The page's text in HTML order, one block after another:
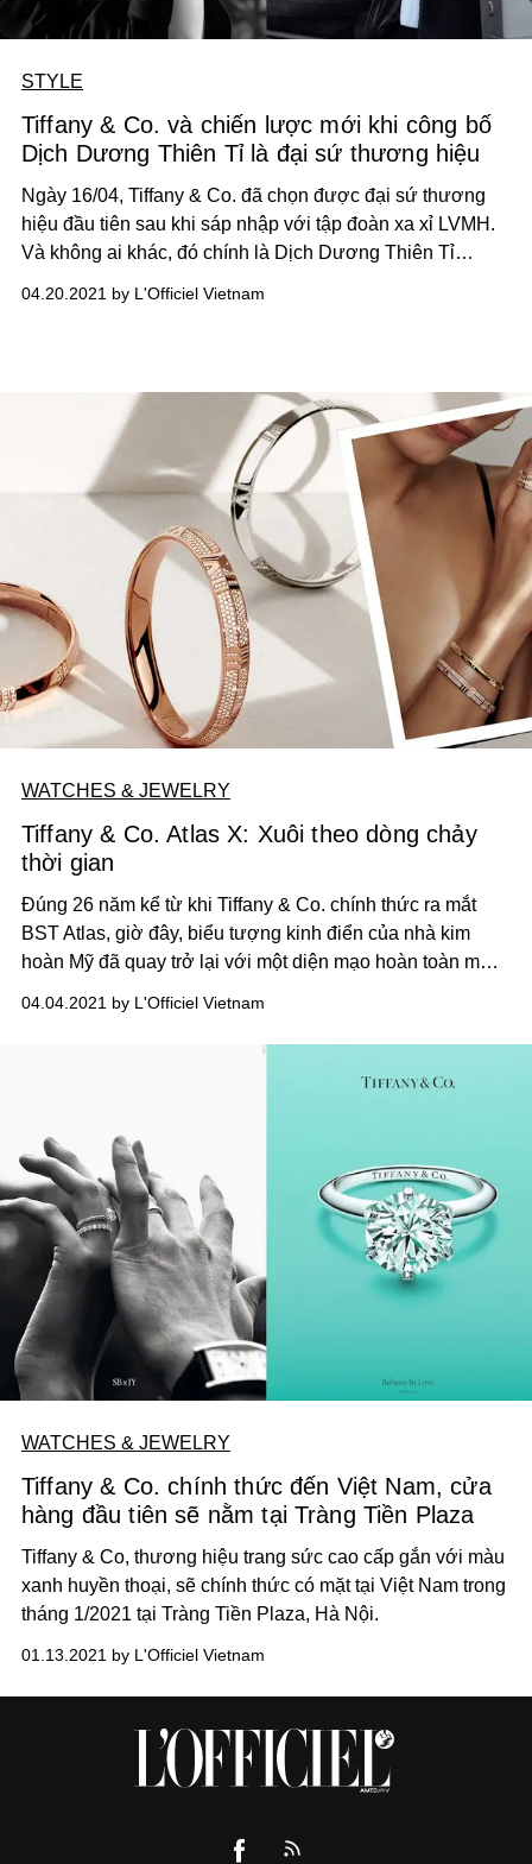
STYLE
Tiffany & Co. và chiến lược mới khi công bố
Dịch Dương Thiên Tỉ là đại sứ thương hiệu
Ngày 16/04, Tiffany & Co. đã chọn được đại sứ thương
hiệu đầu tiên sau khi sáp nhập với tập đoàn xa xỉ LVMH.
Và không ai khác, đó chính là Dịch Dương Thiên Tỉ
nhạc Hoa ngữ.
04.20.2021 by L'Officiel Vietnam
WATCHES & JEWELRY
Tiffany & Co. Atlas X: Xuôi theo dòng chảy
thời gian
Đúng 26 năm kể từ khi Tiffany & Co. chính thức ra mắt
BST Atlas, giờ đây, biểu tượng kinh điển của nhà kim
hoàn Mỹ đã quay trở lại với một diện mạo hoàn toàn mới
trưng của nhà.
04.04.2021 by L'Officiel Vietnam
WATCHES & JEWELRY
Tiffany & Co. chính thức đến Việt Nam, cửa
hàng đầu tiên sẽ nằm tại Tràng Tiền Plaza
Tiffany & Co, thương hiệu trang sức cao cấp gắn với màu
xanh huyền thoại, sẽ chính thức có mặt tại Việt Nam trong
tháng 1/2021 tại Tràng Tiền Plaza, Hà Nội.
01.13.2021 by L'Officiel Vietnam